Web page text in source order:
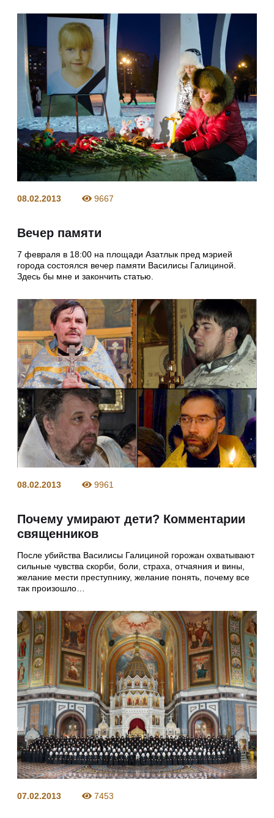
08.02.2013 9667
Вечер памяти
7 февраля в 18:00 на площади Азатлык пред мэрией
города состоялся вечер памяти Василисы Галициной.
Здесь бы мне и закончить статью.
08.02.2013 9961
Почему умирают дети? Комментарии
священников
После убийства Василисы Галициной горожан охватывают
сильные чувства скорби, боли, страха, отчаяния и вины,
желание мести преступнику, желание понять, почему все
так произошло…
07.02.2013 7453